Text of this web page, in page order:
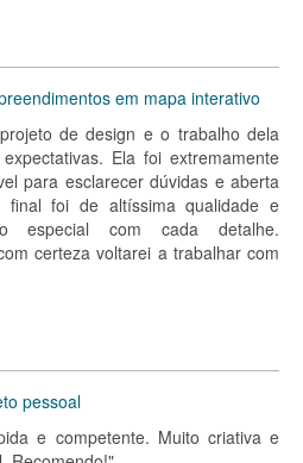
em mapa interativo
de design e o trabalho dela
Ela foi extremamente
para esclarecer dúvidas e aberta
final foi de altíssima qualidade e
especial com cada detalhe.
certeza voltarei a trabalhar com
pessoal
e competente. Muito criativa e